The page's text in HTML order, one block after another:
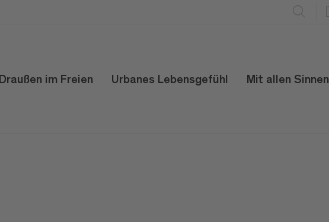
Draußen im Freien Urbanes Lebensgefühl Mit allen Sinnen